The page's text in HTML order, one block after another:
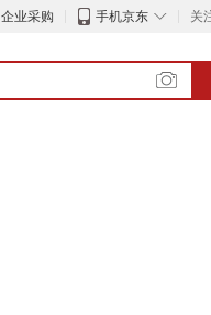
企业采购 ◇
手机京东 关